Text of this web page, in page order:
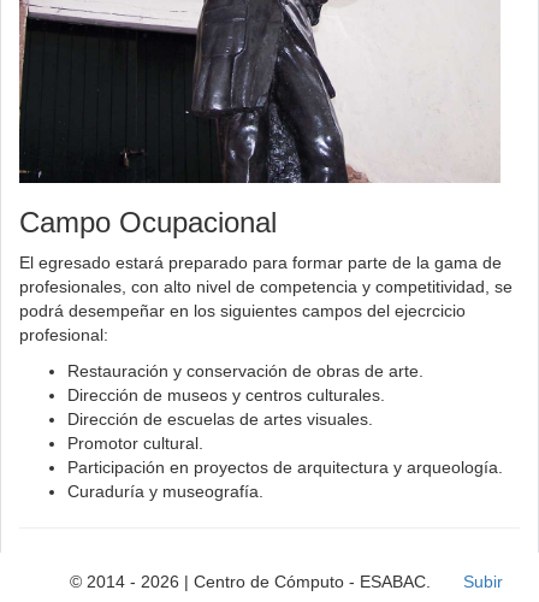
Campo Ocupacional
El egresado estará preparado para formar parte de la gama de
profesionales, con alto nivel de competencia y competitividad, se
podrá desempeñar en los siguientes campos del ejecrcicio
profesional:
Restauración y conservación de obras de arte.
Dirección de museos y centros culturales.
Dirección de escuelas de artes visuales.
Promotor cultural.
Participación en proyectos de arquitectura y arqueología.
Curaduría y museografía.
Subir
© 2014 - 2026 | Centro de Cómputo - ESABAC.